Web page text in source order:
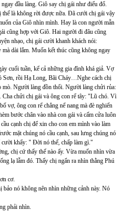
đầu làng. Giô say chị gái như điếu đổ.
là không rời được nữa. Đã cưới chị gái vậy
của Giô nhìn mình. Hay là con người mẫn
cũng hợp với Giô. Hai người đi đâu cũng
nhạo, chị gái cười khanh khách nói:
dài lắm. Muốn kết thúc cũng không ngay
cuối tuần, kể cả những gia đình khá giả. Vợ
Sơn, rồi Hạ Long, Bãi Cháy…Nghe cách chị
mò. Người làng đồn thổi. Người làng chửi rủa:
chửi chị gái và ông con rể tây: "Lũ chó. Vì
vợ, ông con rể chẳng nể nang mà đè nghiến
bước chân vào nhà con gái và cấm cửa luôn
cạnh chị để xin cho con em mình vào làm
mặt chúng nó cầu cạnh, sau lưng chúng nó
khẩy: " Đời nó thế, chấp làm gì."
chị cứ thấy thế nào ấy. Vừa muốn nhìn vừa
lạ lẫm đó. Thấy chị ngẩn ra nhìn thằng Phú
cơ.
nó không nên nhìn những cảnh này. Nó
phải nhìn.